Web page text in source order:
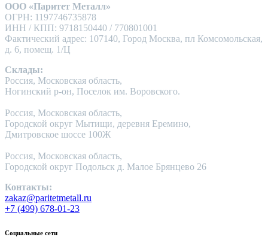
ООО «Паритет Металл»
ОГРН: 1197746735878
ИНН / КПП: 9718150440 / 770801001
Фактический адрес: 107140, Город Москва, пл Комсомольская,
д. 6, помещ. 1/Ц
Склады:
Россия, Московская область,
Ногинский р-он, Поселок им. Воровского.
Россия, Московская область,
Городской округ Мытищи, деревня Еремино,
Дмитровское шоссе 100Ж
Россия, Московская область,
Городской округ Подольск д. Малое Брянцево 26
Контакты:
zakaz@paritetmetall.ru
+7 (499) 678-01-23
Социальные сети